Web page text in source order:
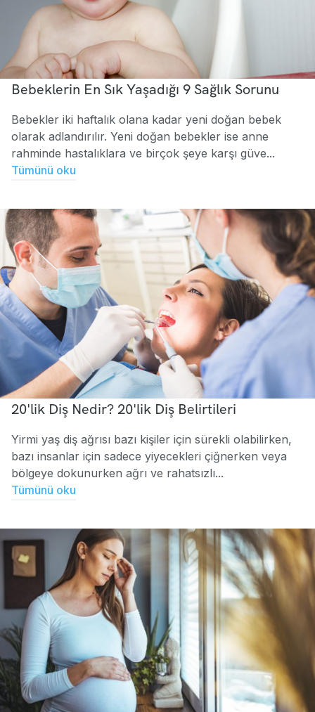
Bebeklerin En Sık Yaşadığı 9 Sağlık Sorunu
Bebekler iki haftalık olana kadar yeni doğan bebek
olarak adlandırılır. Yeni doğan bebekler ise anne
rahminde hastalıklara ve birçok şeye karşı güve...
Tümünü oku
20'lik Diş Nedir? 20'lik Diş Belirtileri
Yirmi yaş diş ağrısı bazı kişiler için sürekli olabilirken,
bazı insanlar için sadece yiyecekleri çiğnerken veya
bölgeye dokunurken ağrı ve rahatsızlı...
Tümünü oku